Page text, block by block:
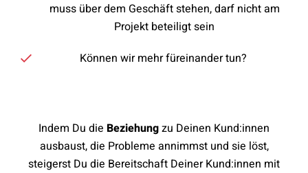
muss über dem Geschäft stehen, darf nicht am
Projekt beteiligt sein
Können wir mehr füreinander tun?
Indem Du die Beziehungzu Deinen Kund:innen
ausbaust, die Probleme annimmst und sie löst,
steigerst Du die Bereitschaft Deiner Kund:innen mit